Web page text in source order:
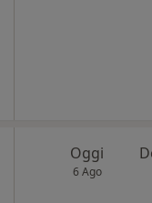
Oggi
6 Ago